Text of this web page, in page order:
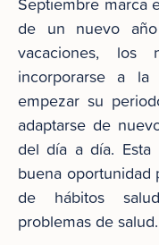
de un nuevo
vacaciones,
incorporarse a
empezar su
adaptarse de
del día a día. Esta
buena oportunidad
de hábitos
problemas de salud.